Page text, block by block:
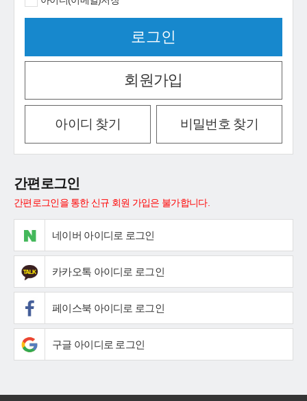
회원가입
아이디 찾기 비밀번호 찾기
간편로그인
간편로그인을 통한 신규 회원 가입은 불가합니다.
네이버 아이디로 로그인
카카오톡 아이디로 로그인
페이스북 아이디로 로그인
구글 아이디로 로그인